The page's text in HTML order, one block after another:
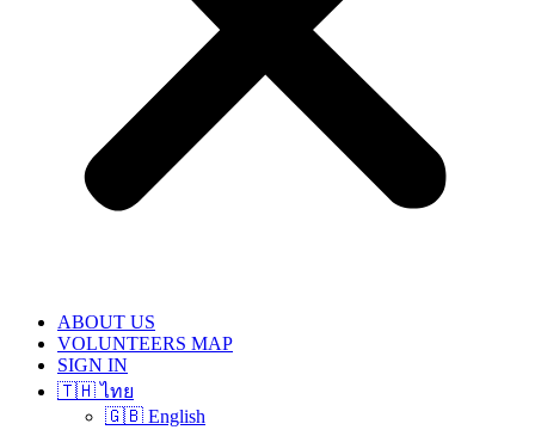
ABOUT US
VOLUNTEERS MAP
SIGN IN
🇹🇭 ไทย
🇬🇧 English